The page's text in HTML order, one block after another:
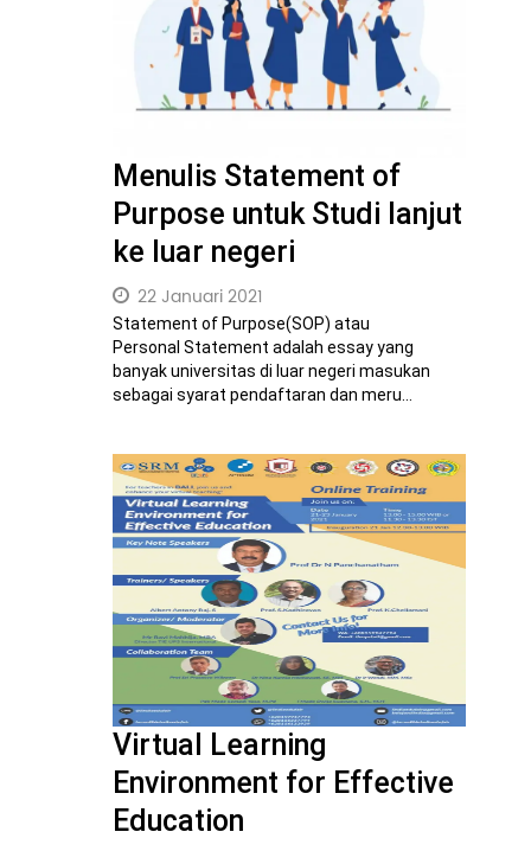
Menulis Statement of
Purpose untuk Studi lanjut
ke luar negeri
22 Januari 2021
Statement of Purpose(SOP) atau
Personal Statement adalah essay yang
banyak universitas di luar negeri masukan
sebagai syarat pendaftaran dan meru...
Virtual Learning
Environment for Effective
Education